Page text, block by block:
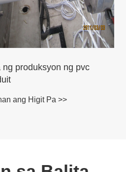
PVC wave roofing
produksyon
ang Higit Pa >>